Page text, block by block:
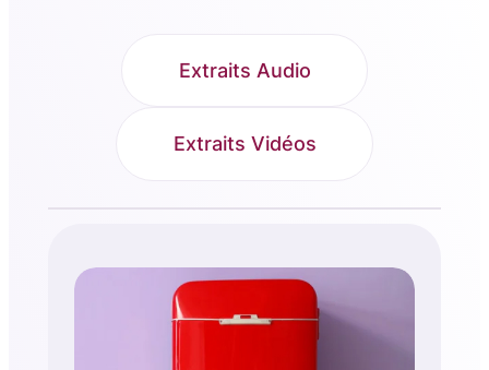
Extraits Audio
Extraits Vidéos